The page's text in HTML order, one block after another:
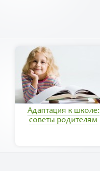
Адаптация к школе:
советы родителям